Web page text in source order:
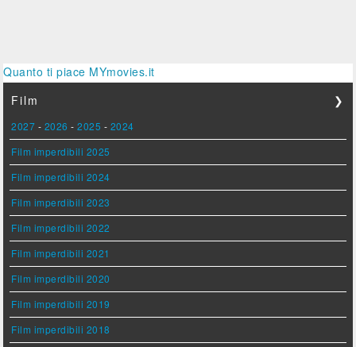
Quanto ti piace MYmovies.it
Film
❯
2027 - 2026 -2025 - 2024
Film imperdibili 2025
Film imperdibili 2024
Film imperdibili 2023
Film imperdibili 2022
Film imperdibili 2021
Film imperdibili 2020
Film imperdibili 2019
Film imperdibili 2018